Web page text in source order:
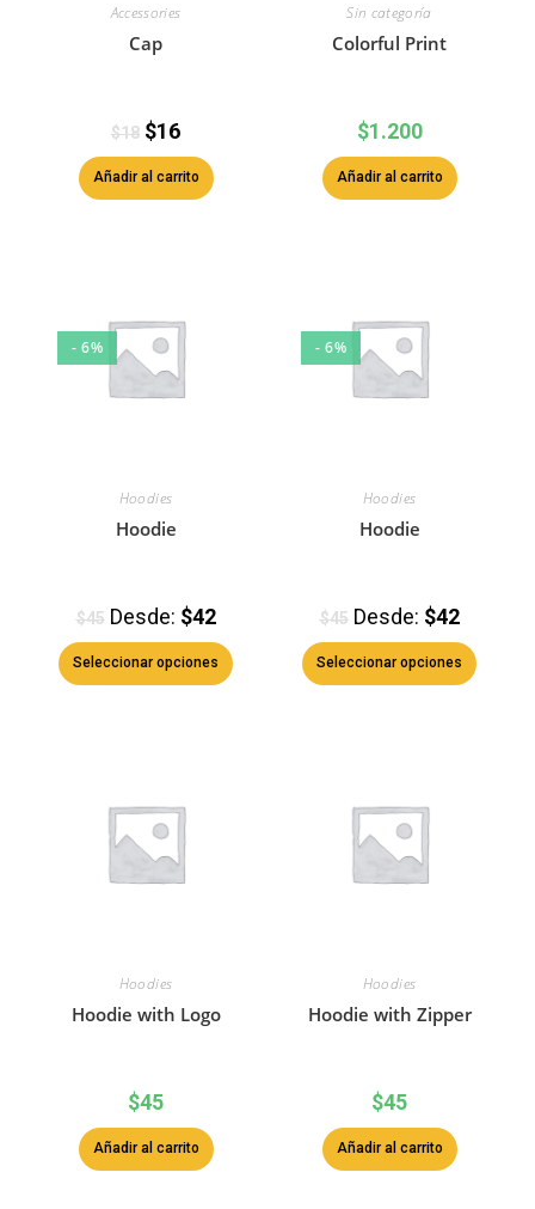
Accessories
Cap
$18 $16
Añadir al carrito
Sin categoría
Colorful Print
$1.200
Añadir al carrito
- 6%
Hoodies
Hoodie
$45 Desde: $42
Seleccionar opciones
- 6%
Hoodies
Hoodie
$45 Desde: $42
Seleccionar opciones
Hoodies
Hoodie with Logo
$45
Añadir al carrito
Hoodies
Hoodie with Zipper
$45
Añadir al carrito